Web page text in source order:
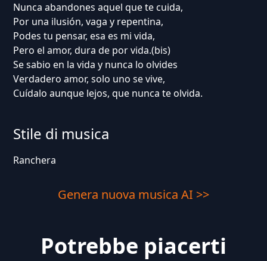
Nunca abandones aquel que te cuida,
Por una ilusión, vaga y repentina,
Podes tu pensar, esa es mi vida,
Pero el amor, dura de por vida.(bis)
Se sabio en la vida y nunca lo olvides
Verdadero amor, solo uno se vive,
Cuídalo aunque lejos, que nunca te olvida.
Stile di musica
Ranchera
Genera nuova musica AI >>
Potrebbe piacerti